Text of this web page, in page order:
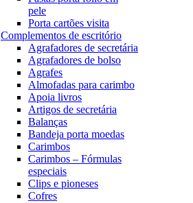
pele
Porta cartões visita
Complementos de escritório
Agrafadores de secretária
Agrafadores de bolso
Agrafes
Almofadas para carimbo
Apoia livros
Artigos de secretária
Balanças
Bandeja porta moedas
Carimbos
Carimbos – Fórmulas
especiais
Clips e pioneses
Cofres